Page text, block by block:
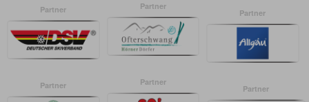
Partner Partner
Partner
Partner Partner
Partner